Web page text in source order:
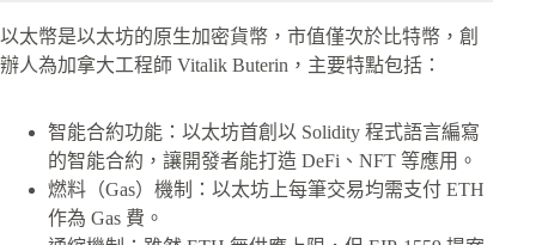
以太幣是以太坊的原生加密貨幣，市值僅次於比特幣，創
辦人為加拿大工程師 Vitalik Buterin，主要特點包括：
智能合約功能：以太坊首創以 Solidity 程式語言編寫
的智能合約，讓開發者能打造 DeFi、NFT 等應用。
燃料（Gas）機制：以太坊上每筆交易均需支付 ETH
作為 Gas 費。